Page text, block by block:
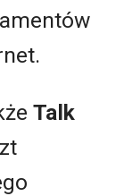
Talk